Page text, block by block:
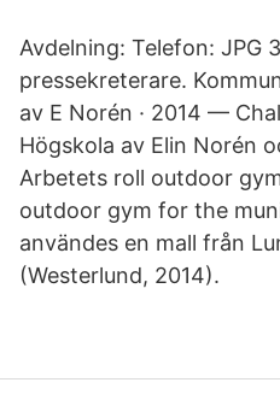
Avdelning: Telefon: JPG
pressekreterare.
av E Norén · 2014 —
Högskola av Elin Norén
Arbetets roll outdoor
outdoor gym for the
användes en mall från
(Westerlund, 2014).